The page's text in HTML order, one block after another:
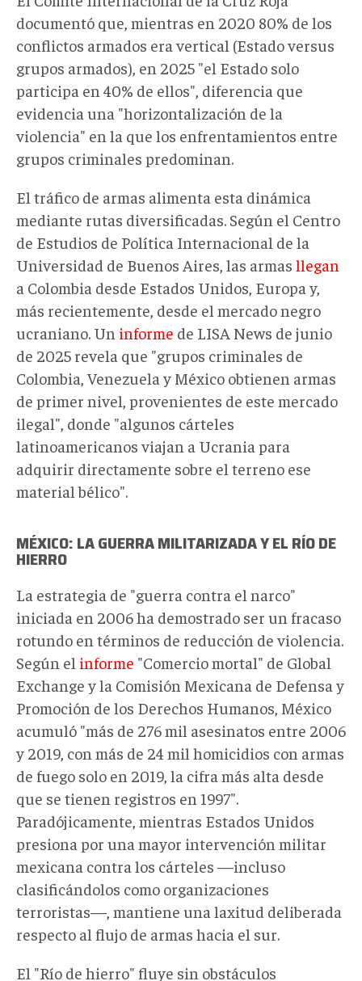
documentó que, mientras en 2020 80% de los
conflictos armados era vertical (Estado versus
grupos armados), en 2025 "el Estado solo
participa en 40% de ellos", diferencia que
evidencia una "horizontalización de la
violencia" en la que los enfrentamientos entre
grupos criminales predominan.
El tráfico de armas alimenta esta dinámica
mediante rutas diversificadas. Según el Centro
de Estudios de Política Internacional de la
Universidad de Buenos Aires, las armas llegan
a Colombia desde Estados Unidos, Europa y,
más recientemente, desde el mercado negro
ucraniano. Un informe de LISA News de junio
de 2025 revela que "grupos criminales de
Colombia, Venezuela y México obtienen armas
de primer nivel, provenientes de este mercado
ilegal", donde "algunos cárteles
latinoamericanos viajan a Ucrania para
adquirir directamente sobre el terreno ese
material bélico".
MÉXICO: LA GUERRA MILITARIZADA Y EL RÍO DE
HIERRO
La estrategia de "guerra contra el narco"
iniciada en 2006 ha demostrado ser un fracaso
rotundo en términos de reducción de violencia.
Según el informe "Comercio mortal" de Global
Exchange y la Comisión Mexicana de Defensa y
Promoción de los Derechos Humanos, México
acumuló "más de 276 mil asesinatos entre 2006
y 2019, con más de 24 mil homicidios con armas
de fuego solo en 2019, la cifra más alta desde
que se tienen registros en 1997".
Paradójicamente, mientras Estados Unidos
presiona por una mayor intervención militar
mexicana contra los cárteles —incluso
clasificándolos como organizaciones
terroristas—, mantiene una laxitud deliberada
respecto al flujo de armas hacia el sur.
El "Río de hierro" fluye sin obstáculos